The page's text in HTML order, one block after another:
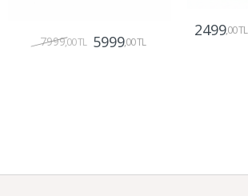
7999,00 TL 5999,00 TL
2499,00 TL